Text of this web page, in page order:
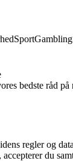
SportGambling
bedste råd på
regler og
du